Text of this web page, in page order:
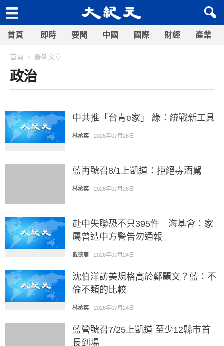
首頁 即時 要聞 中國 國際 財經 產業
首頁 最新文章
政治
中共推「台青e家」 綠：統戰新工具
林丞奕 - 2026年07月26日
藍再號召8/1上凱道：拒絕毒酒駕
林丞奕 - 2026年07月26日
赴中失聯恐不只395件 海基會：家
屬曾遭中方警告勿通報
戴德蔓 - 2026年07月24日
沈伯洋訪美規格高於鄭麗文？藍：不
倫不類的比較
林丞奕 - 2026年07月24日
藍營號召7/25上凱道 至少12縣市首
長到場